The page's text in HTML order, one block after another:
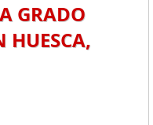
GRADO
HUESCA,